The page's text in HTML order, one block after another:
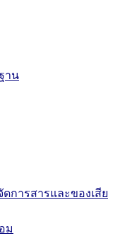
าน
การสารและของเสีย
ม